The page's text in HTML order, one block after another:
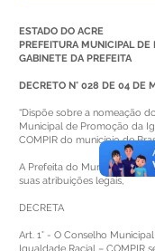
ESTADO DO ACRE
PREFEITURA MUNICIPAL DE
GABINETE DA PREFEITA
DECRETO N° 028 DE 04 DE
“Dispõe sobre a nomeação
Municipal de Promoção da
COMPIR do município de
A Prefeita do Município de
suas atribuições legais,
DECRETA
Art. 1° - O Conselho